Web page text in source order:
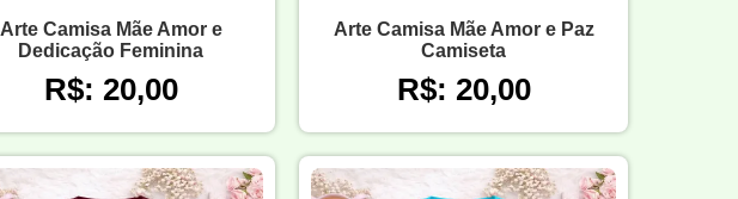
Arte Camisa Mãe Amor e
Dedicação Feminina
R$: 20,00
Arte Camisa Mãe Amor e Paz
Camiseta
R$: 20,00